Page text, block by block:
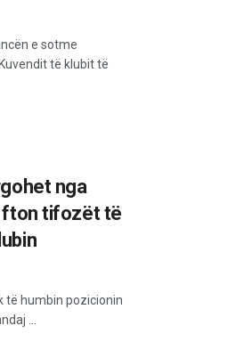
e sotme
të klubit të
nga
fton tifozët të
të humbin pozicionin
...